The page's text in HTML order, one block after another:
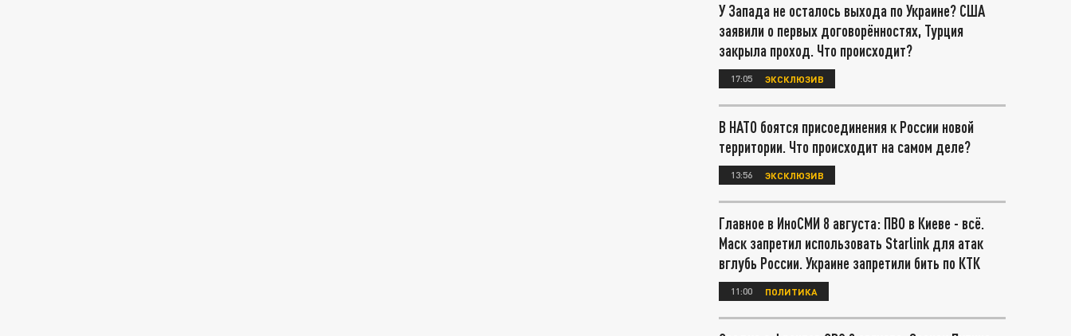
У Запада не осталось выхода по Украине? США
заявили о первых договорённостях, Турция
закрыла проход. Что происходит?
17:05 ЭКСКЛЮЗИВ
В НАТО боятся присоединения к России новой
территории. Что происходит на самом деле?
13:56 ЭКСКЛЮЗИВ
Главное в ИноСМИ 8 августа: ПВО в Киеве - всё.
Маск запретил использовать Starlink для атак
вглубь России. Украине запретили бить по КТК
11:00 ПОЛИТИКА